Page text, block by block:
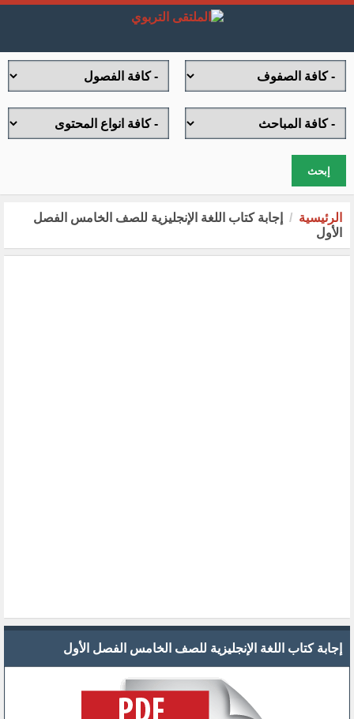
إبحث
الرئيسية
إجابة كتاب اللغة الإنجليزية للصف الخامس الفصل
الأول
إجابة كتاب اللغة الإنجليزية للصف الخامس الفصل الأول